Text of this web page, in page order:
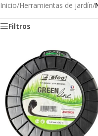
Inicio/Herramientas de jardín/
Filtros